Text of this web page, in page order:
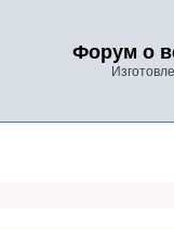
Форум о